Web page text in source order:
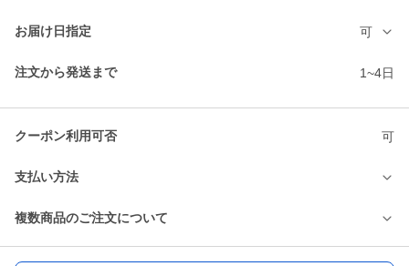
お届け日指定 可
注文から発送まで 1~4日
クーポン利用可否 可
支払い方法
複数商品のご注文について